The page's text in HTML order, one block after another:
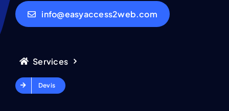
info@easyaccess2web.com
Services
Devis